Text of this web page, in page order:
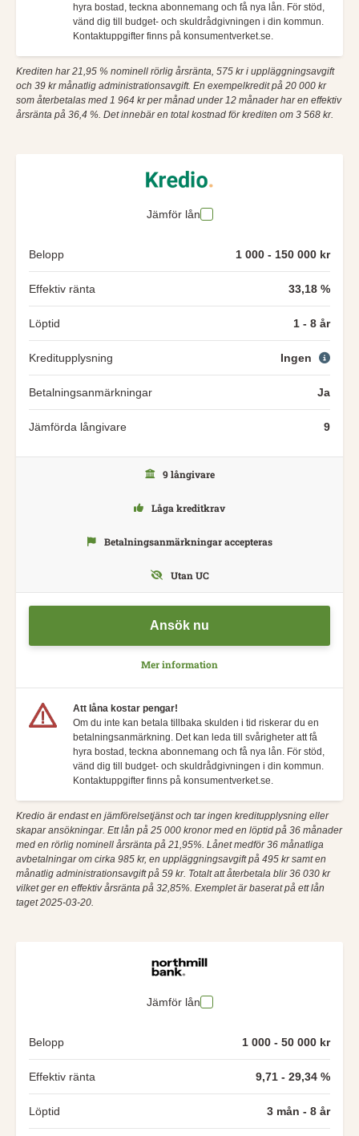
hyra bostad, teckna abonnemang och få nya lån. För stöd,
vänd dig till budget- och skuldrådgivningen i din kommun.
Kontaktuppgifter finns på konsumentverket.se.
Krediten har 21,95 % nominell rörlig årsränta, 575 kr i uppläggningsavgift
och 39 kr månatlig administrationsavgift. En exempelkredit på 20 000 kr
som återbetalas med 1 964 kr per månad under 12 månader har en effektiv
årsränta på 36,4 %. Det innebär en total kostnad för krediten om 3 568 kr.
Jämför lån
Belopp 1 000 - 150 000 kr
Effektiv ränta 33,18 %
Löptid 1 - 8 år
Kreditupplysning Ingen
Betalningsanmärkningar Ja
Jämförda långivare 9
Ansök nu
Mer information
9 långivare
Låga kreditkrav
Betalningsanmärkningar accepteras
Utan UC
Att låna kostar pengar!
Om du inte kan betala tillbaka skulden i tid riskerar du en
betalningsanmärkning. Det kan leda till svårigheter att få
hyra bostad, teckna abonnemang och få nya lån. För stöd,
vänd dig till budget- och skuldrådgivningen i din kommun.
Kontaktuppgifter finns på konsumentverket.se.
Kredio är endast en jämförelsetjänst och tar ingen kreditupplysning eller
skapar ansökningar. Ett lån på 25 000 kronor med en löptid på 36 månader
med en rörlig nominell årsränta på 21,95%. Lånet medför 36 månatliga
avbetalningar om cirka 985 kr, en uppläggningsavgift på 495 kr samt en
månatlig administrationsavgift på 59 kr. Totalt att återbetala blir 36 030 kr
vilket ger en effektiv årsränta på 32,85%. Exemplet är baserat på ett lån
taget 2025-03-20.
Jämför lån
Belopp 1 000 - 50 000 kr
Effektiv ränta 9,71 - 29,34 %
Löptid 3 mån - 8 år